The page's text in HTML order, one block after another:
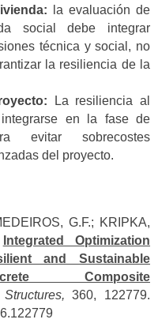
la evaluación de
social debe integrar
técnica y social, no
la resiliencia de la
La resiliencia al
en la fase de
evitar sobrecostes
del proyecto.
G.F.; KRIPKA,
Integrated Optimization
and Sustainable
Composite
Structures,360, 122779.